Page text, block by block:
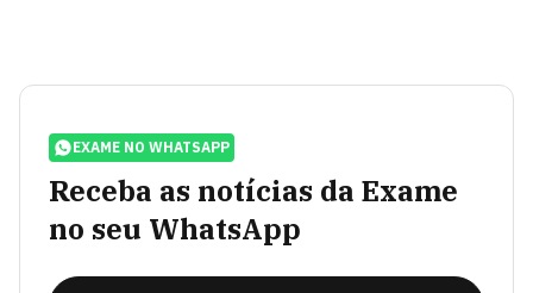
EXAME NO WHATSAPP
Receba as notícias da Exame
no seu WhatsApp